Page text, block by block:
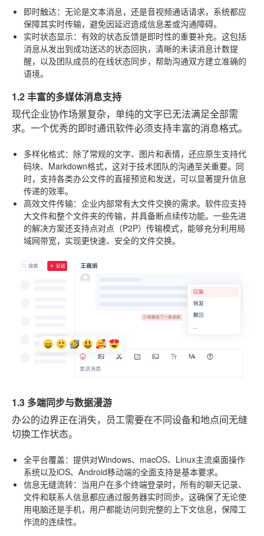
即时触达：无论是文本消息，还是音视频通话请求，系统都应
保障其实时传输，避免因延迟造成信息差或沟通障碍。
实时状态显示：有效的状态反馈是即时性的重要补充。这包括
消息从发出到成功送达的状态回执，清晰的未读消息计数提
醒，以及团队成员的在线状态同步，帮助沟通双方建立准确的
语境。
1.2 丰富的多媒体消息支持
现代企业协作场景复杂，单纯的文字已无法满足全部需
求。一个优秀的即时通讯软件必须支持丰富的消息格式。
多样化格式：除了常规的文字、图片和表情，还应原生支持代
码块、Markdown格式，这对于技术团队的沟通至关重要。同
时，支持各类办公文件的直接预览和发送，可以显著提升信息
传递的效率。
高效文件传输：企业内部常有大文件交换的需求。软件应支持
大文件和整个文件夹的传输，并具备断点续传功能。一些先进
的解决方案还支持点对点（P2P）传输模式，能够充分利用局
域网带宽，实现更快速、安全的文件交换。
1.3 多端同步与数据漫游
办公的边界正在消失，员工需要在不同设备和地点间无缝
切换工作状态。
全平台覆盖：提供对Windows、macOS、Linux主流桌面操作
系统以及iOS、Android移动端的全面支持是基本要求。
信息无缝流转：当用户在多个终端登录时，所有的聊天记录、
文件和联系人信息都应通过服务器实时同步。这确保了无论使
用电脑还是手机，用户都能访问到完整的上下文信息，保障工
作流的连续性。